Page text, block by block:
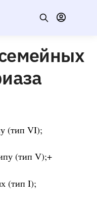
(тип VI);
(тип V);+
(тип I);